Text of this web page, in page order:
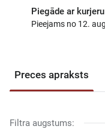
Preces apraksts
Filtra augstums:
Piegāde ar kurjeru
Pieejams no 12.